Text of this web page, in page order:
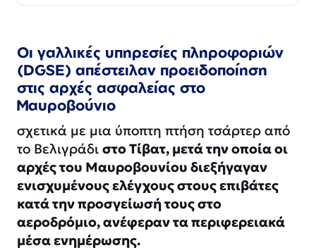
Οι γαλλικές υπηρεσίες πληροφοριών
(DGSE) απέστειλαν προειδοποίηση
στις αρχές ασφαλείας στο
Μαυροβούνιο
σχετικά με μια ύποπτη πτήση τσάρτερ από
το Βελιγράδι στο Τίβατ, μετά την οποία οι
αρχές του Μαυροβουνίου διεξήγαγαν
ενισχυμένους ελέγχους στους επιβάτες
κατά την προσγείωσή τους στο
αεροδρόμιο, ανέφεραν τα περιφερειακά
μέσα ενημέρωσης.